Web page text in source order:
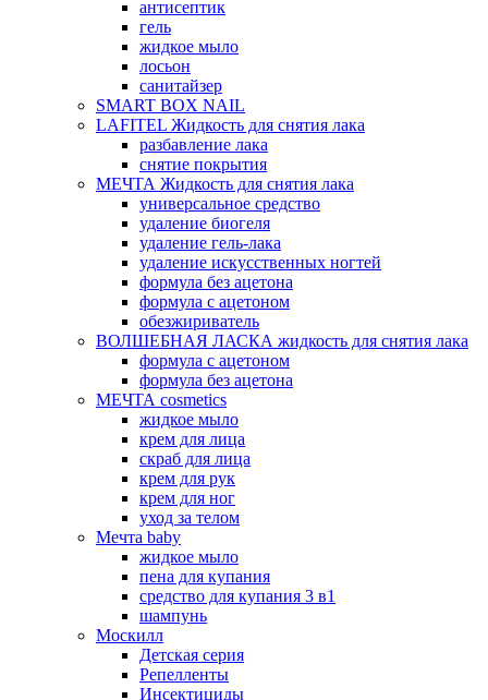
антисептик
гель
жидкое мыло
лосьон
санитайзер
SMART BOX NAIL
LAFITEL Жидкость для снятия лака
разбавление лака
снятие покрытия
МЕЧТА Жидкость для снятия лака
универсальное средство
удаление биогеля
удаление гель-лака
удаление искусственных ногтей
формула без ацетона
формула с ацетоном
обезжириватель
ВОЛШЕБНАЯ ЛАСКА жидкость для снятия лака
формула с ацетоном
формула без ацетона
МЕЧТА cosmetics
жидкое мыло
крем для лица
скраб для лица
крем для рук
крем для ног
уход за телом
Мечта baby
жидкое мыло
пена для купания
средство для купания 3 в1
шампунь
Москилл
Детская серия
Репелленты
Инсектициды